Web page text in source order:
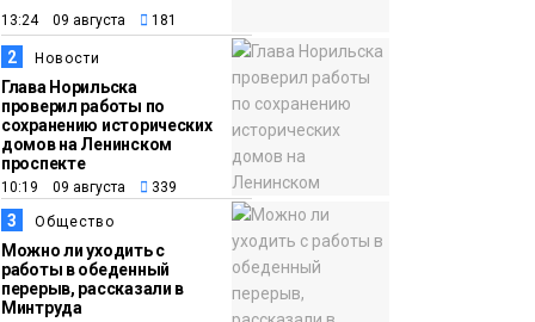
Новости
скверы и тысячи
растений появятся по
всему городу
15:56
07 августа
Еда
Итальянский шеф-
повар Федерико
Арнальди изучает
кухню и прошлое
Норильска
13:24 09 августа 181
2 Новости
Глава Норильска
проверил работы по
сохранению исторических
домов на Ленинском
проспекте
10:19 09 августа 339
3 Общество
Можно ли уходить с
работы в обеденный
перерыв, рассказали в
Минтруда